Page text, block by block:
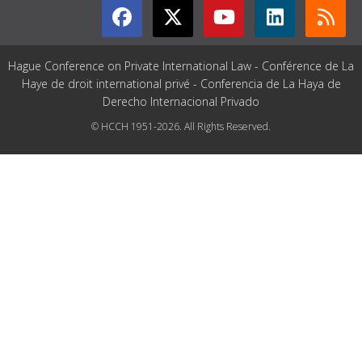
Hague Conference on Private International Law - Conférence de La
Haye de droit international privé - Conferencia de La Haya de
Derecho Internacional Privado
© HCCH 1951-2026. All Rights Reserved.